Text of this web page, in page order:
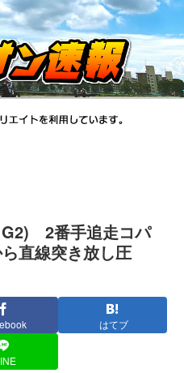
G2) 2番手追走コパ
直線突き放し圧
はてブ